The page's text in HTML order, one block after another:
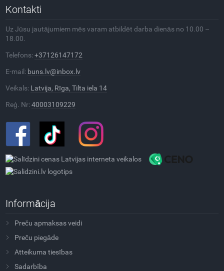
Kontakti
Uz Jūsu jautājumiem mēs varam atbildēt darba dienās no 10.00 –
18.00.
Telefons:+37126147172
E-mail: buns.lv@inbox.lv
Veikals: Latvija, Rīga, Tilta iela 14
Reģ. Nr:40003109229
Informācija
Preču apmaksas veidi
Preču piegāde
Atteikuma tiesības
Sadarbība